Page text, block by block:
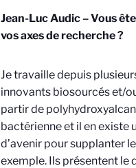
Jean-Luc Audic – Vous
vos axes de recherche ?
Je travaille depuis
innovants biosourcés et/
partir de
bactérienne et il en existe
d’avenir pour supplanter
exemple. Ils présentent le